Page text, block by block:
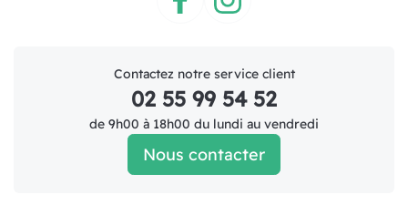
Contactez notre service client
02 55 99 54 52
de 9h00 à 18h00 du lundi au vendredi
Nous contacter